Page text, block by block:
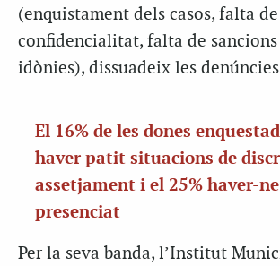
(enquistament dels casos, falta de
confidencialitat, falta de
idònies), dissuadeix les
El 16% de les dones
haver patit situacions de
assetjament i el 25% haver-ne
presenciat
Per la seva banda, l’Institut